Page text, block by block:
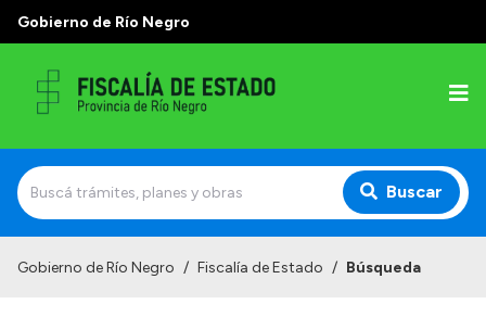
Gobierno de Río Negro
Buscar
Gobierno de Río Negro / Fiscalía de Estado / Búsqueda